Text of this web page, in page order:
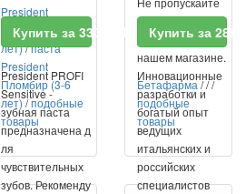
President
Пломбир (3-6
лет)/паста
President
Пломбир (3-6
лет)/подобные
товары
акции и
распродажи в
нашем магазине.
Бетафарма///
подобные
товары
Купить за 330 RUR
President PROFI
Sensitive -
зубная паста
предназначена д
ля
чувствительных
зубов. Рекоменду
Купить за 289
Инновационные
разработки и
богатый опыт
ведущих
итальянских и
российских
специалистов